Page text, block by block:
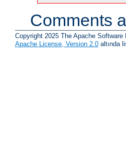
Comments
Copyright 2025 The Apache Software
Apache License, Version 2.0 altında